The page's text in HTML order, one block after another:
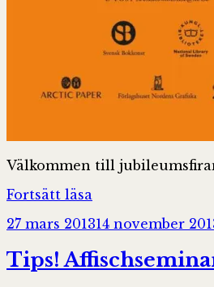
Välkommen till
Fortsätt läsa
80
Postat
27 mars 201314 november
Tips!